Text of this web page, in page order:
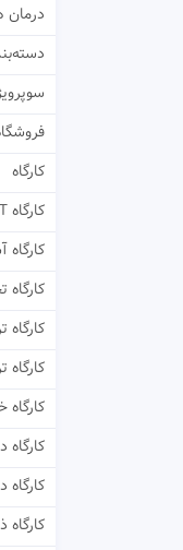
درمان
کارگاه
کارگاه MMT
کارگاه
کارگاه